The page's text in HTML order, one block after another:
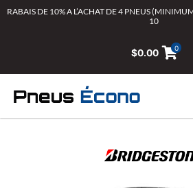
AllerRABAIS DE 10% A L’ACHAT DE 4 PNEUS
10
$0.00 0